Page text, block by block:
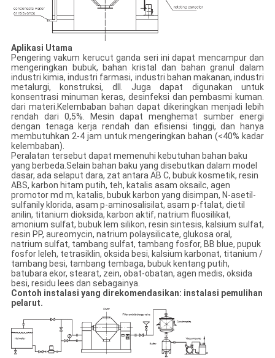
Aplikasi Utama
Pengering vakum kerucut ganda seri ini dapat mencampur dan
mengeringkan bubuk, bahan kristal dan bahan granul dalam
industri kimia, industri farmasi, industri bahan makanan, industri
metalurgi, konstruksi, dll. Juga dapat digunakan untuk
konsentrasi minuman keras, desinfeksi dan pembasmi kuman.
dari materi.Kelembaban bahan dapat dikeringkan menjadi lebih
rendah dari 0,5%. Mesin dapat menghemat sumber energi
dengan tenaga kerja rendah dan efisiensi tinggi, dan hanya
membutuhkan 2-4 jam untuk mengeringkan bahan (<40% kadar
kelembaban).
Peralatan tersebut dapat memenuhi kebutuhan bahan baku
yang berbeda.Selain bahan baku yang disebutkan dalam model
dasar, ada selaput dara, zat antara AB C, bubuk kosmetik, resin
ABS, karbon hitam putih, teh, katalis asam oksailc, agen
promotor md m, katalis, bubuk karbon yang disimpan, N-asetil-
sulfanily klorida, asam p-aminosalisilat, asam p-ftalat, dietil
anilin, titanium dioksida, karbon aktif, natrium fluosilikat,
amonium sulfat, bubuk lem silikon, resin sintesis, kalsium sulfat,
resin PP, aureomycin, natrium polaysilicate, glukosa oral,
natrium sulfat, tambang sulfat, tambang fosfor, BB blue, pupuk
fosfor leleh, tetrasiklin, oksida besi, kalsium karbonat, titanium /
tambang besi, tambang tembaga, bubuk kentang putih,
batubara ekor, stearat, zein, obat-obatan, agen medis, oksida
besi, residu lees dan sebagainya.
Contoh instalasi yang direkomendasikan: instalasi pemulihan
pelarut.